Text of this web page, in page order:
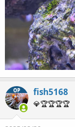
，平時都喜歡待在
表情～哈哈
而且有的時候這
他地方不站，偏
—— 下面這張我也
像完成了某些事
從這張圖可以很明
在看鏡頭一個在看
不知道從魚的眼睛
OP fish5168
💎🏆🏆🏆🏆